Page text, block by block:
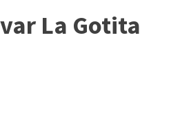
La Gotita